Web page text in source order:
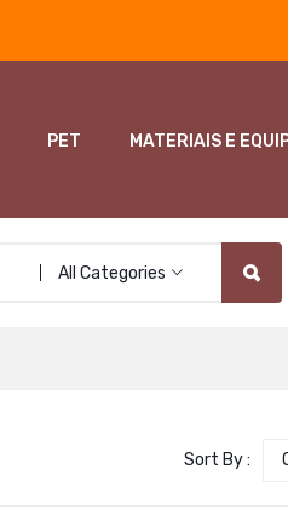
PET MATERIAIS E
All Categories
Sort By :